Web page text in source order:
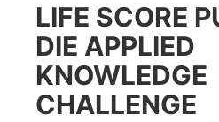
LIFE SCORE
DIE APPLIED
KNOWLEDGE
CHALLENGE